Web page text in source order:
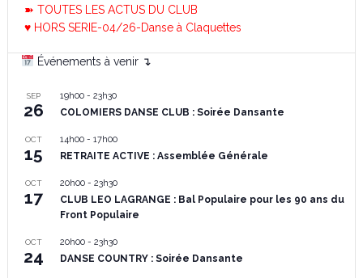
➽ TOUTES LES ACTUS DU CLUB
♥ HORS SERIE-04/26-Danse à Claquettes
Événements à venir ↴
SEP
26
19h00- 23h30
COLOMIERS DANSE CLUB : Soirée Dansante
OCT
15
14h00- 17h00
RETRAITE ACTIVE : Assemblée Générale
OCT
17
20h00- 23h30
CLUB LEO LAGRANGE : Bal Populaire pour les 90 ans du
Front Populaire
OCT
24
20h00- 23h30
DANSE COUNTRY : Soirée Dansante